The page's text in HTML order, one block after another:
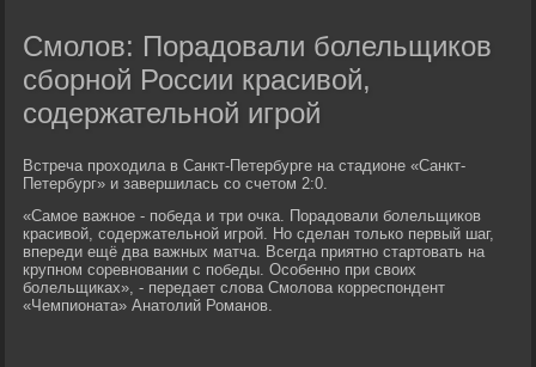
Смолов: Порадовали болельщиков
сборной России красивой,
содержательной игрой
Встреча проходила в Санкт-Петербурге на стадионе «Санкт-
Петербург» и завершилась со счетом 2:0.
«Самое важное - победа и три очка. Порадовали болельщиков
красивой, содержательной игрой. Но сделан только первый шаг,
впереди ещё два важных матча. Всегда приятно стартовать на
крупном соревновании с победы. Особенно при своих
болельщиках», - передает слова Смолова корреспондент
«Чемпионата» Анатолий Романов.